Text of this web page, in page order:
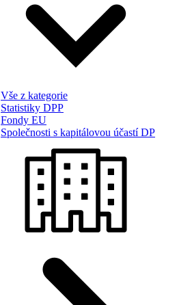
Vše z kategorie
Statistiky DPP
Fondy EU
Společnosti s kapitálovou účastí DP